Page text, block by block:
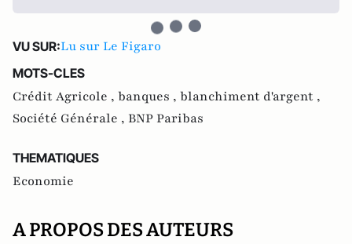
VU SUR:Lu sur Le Figaro
MOTS-CLES
Crédit Agricole , banques , blanchiment d'argent ,
Société Générale , BNP Paribas
THEMATIQUES
Economie
A PROPOS DES AUTEURS